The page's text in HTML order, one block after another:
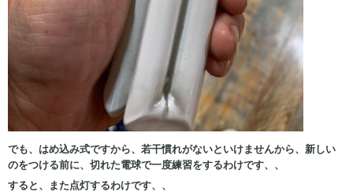
でも、はめ込み式ですから、若干慣れがないといけませんから、新しい
のをつける前に、切れた電球で一度練習をするわけです、、
すると、また点灯するわけです、、